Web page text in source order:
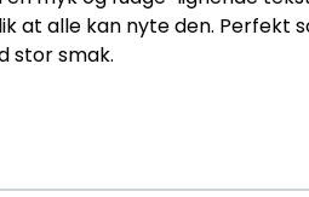
at alle kan nyte den.
stor smak.